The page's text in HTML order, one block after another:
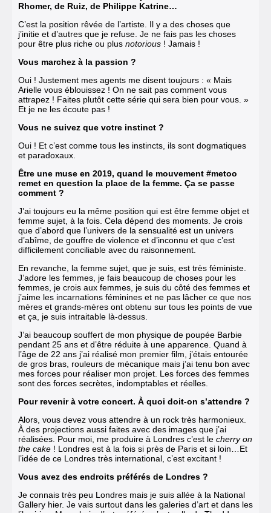
Rhomer, de Ruiz, de Philippe Katrine…
C’est la position rêvée de l’artiste. Il y a des choses que
j’initie et d’autres que je refuse. Je ne fais pas les choses
pour être plus riche ou plus notorious ! Jamais !
Vous marchez à la passion ?
Oui ! Justement mes agents me disent toujours : « Mais
Arielle vous éblouissez ! On ne sait pas comment vous
attrapez ! Faites plutôt cette série qui sera bien pour vous. »
Et je ne les écoute pas !
Vous ne suivez que votre instinct ?
Oui ! Et c’est comme tous les instincts, ils sont dogmatiques
et paradoxaux.
Être une muse en 2019, quand le mouvement #metoo
remet en question la place de la femme. Ça se passe
comment ?
J’ai toujours eu la même position qui est être femme objet et
femme sujet, à la fois. Cela dépend des moments. Je crois
que d’abord que l’univers de la sensualité est un univers
d’abîme, de gouffre de violence et d’inconnu et que c’est
difficilement conciliable avec du raisonnement.
En revanche, la femme sujet, que je suis, est très féministe.
J’adore les femmes, je fais beaucoup de choses pour les
femmes, je crois aux femmes, je suis du côté des femmes et
j’aime les incarnations féminines et ne pas lâcher ce que nos
mères et grands-mères ont obtenu sur tous les points de vue
et ça, je suis intraitable là-dessus.
J’ai beaucoup souffert de mon physique de poupée Barbie
pendant 25 ans et d’être réduite à une apparence. Quand à
l’âge de 22 ans j’ai réalisé mon premier film, j’étais entourée
de gros bras, rouleurs de mécanique mais j’ai tenu bon avec
mes forces pour réaliser mon projet. Les forces des femmes
sont des forces secrètes, indomptables et réelles.
Pour revenir à votre concert. À quoi doit-on s’attendre ?
Alors, vous devez vous attendre à un rock très harmonieux.
À des projections aussi faites avec des images que j’ai
réalisées. Pour moi, me produire à Londres c’est le cherry on
the cake ! Londres est à la fois si près de Paris et si loin…Et
l’idée de ce Londres très international, c’est excitant !
Vous avez des endroits préférés de Londres ?
Je connais très peu Londres mais je suis allée à la National
Gallery hier. Je vais surtout dans les galeries d’art et dans les